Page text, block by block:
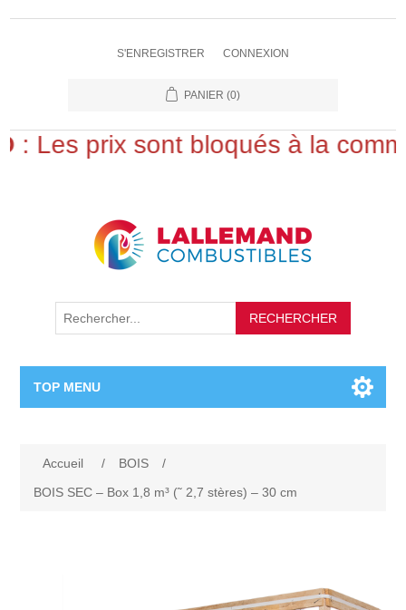
S'ENREGISTRER CONNEXION
PANIER (0)
prix sont bloqués à la
RECHERCHER
TOP MENU
Produits
Accueil / BOIS
/
BOIS SEC – Box 1,8 m³ (˜ 2,7 stères) – 30 cm